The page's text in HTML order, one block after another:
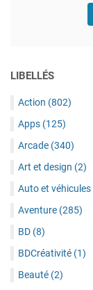
LIBELLÉS
Action (802)
Apps (125)
Arcade (340)
Art et design (2)
Auto et véhicules
Aventure (285)
BD (8)
BDCréativité (1)
Beauté (2)